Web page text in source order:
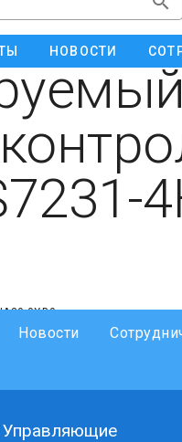
НОВОСТИ
0XB0
Simatic S7-1200,
вход, +/- =10 В
Новости
Управляющие